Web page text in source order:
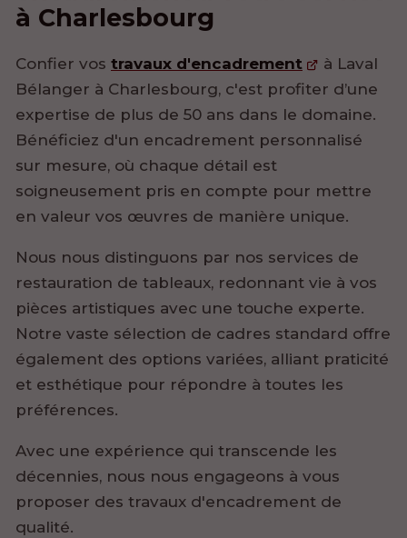
à Charlesbourg
Confier vos travaux d'encadrement
à Laval
Bélanger à Charlesbourg, c'est profiter d’une
expertise de plus de 50 ans dans le domaine.
Bénéficiez d'un encadrement personnalisé
sur mesure, où chaque détail est
soigneusement pris en compte pour mettre
en valeur vos œuvres de manière unique.
Nous nous distinguons par nos services de
restauration de tableaux, redonnant vie à vos
pièces artistiques avec une touche experte.
Notre vaste sélection de cadres standard offre
également des options variées, alliant praticité
et esthétique pour répondre à toutes les
préférences.
Avec une expérience qui transcende les
décennies, nous nous engageons à vous
proposer des travaux d'encadrement de
qualité.